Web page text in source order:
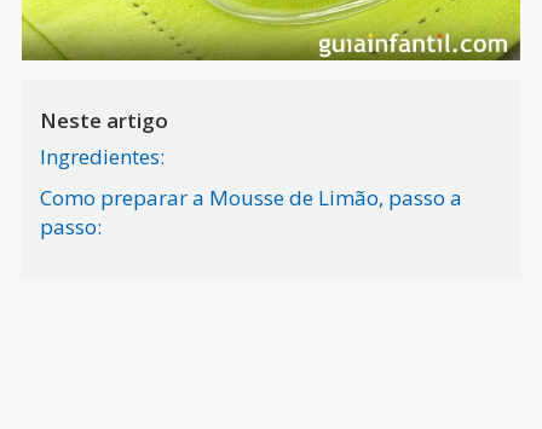
Neste artigo
Ingredientes:
Como preparar a Mousse de Limão, passo a
passo: